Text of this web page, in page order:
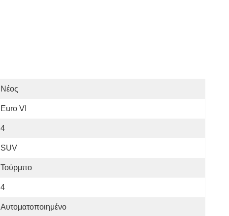
Νέος
Euro VI
4
SUV
Τούρμπο
4
Αυτοματοποιημένο